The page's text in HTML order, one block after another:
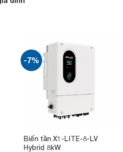
-7%
Biến tần X1-LITE-8-LV
Hybrid 8kW